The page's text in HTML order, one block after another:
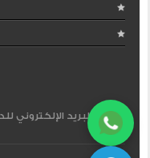
البريد الإلكتروني